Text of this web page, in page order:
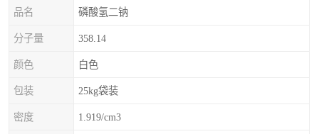
品名 磷酸氢二钠
分子量 358.14
颜色 白色
包装 25kg袋装
密度 1.919/cm3